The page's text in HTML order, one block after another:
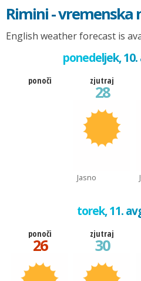
Rimini - vremenska
English weather forecast is
ponedeljek,
ponoči zjutraj
28
Jasno
torek, 11.
ponoči
26
zjutraj
30